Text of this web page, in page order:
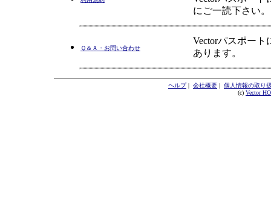
にご一読下さい。
Ｑ＆Ａ・お問い合わせ
Vectorパスポー
あります。
ヘルプ| 会社概要 | 個人情報の取り
(c) Vector